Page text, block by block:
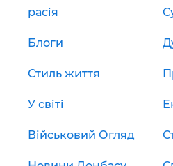
расія
Блоги
Стиль життя
У світі
Військовий Огляд